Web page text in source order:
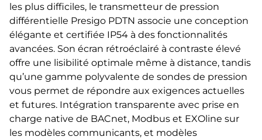
les plus difficiles, le transmetteur de pression
différentielle Presigo PDTN associe une conception
élégante et certifiée IP54 à des fonctionnalités
avancées. Son écran rétroéclairé à contraste élevé
offre une lisibilité optimale même à distance, tandis
qu’une gamme polyvalente de sondes de pression
vous permet de répondre aux exigences actuelles
et futures. Intégration transparente avec prise en
charge native de BACnet, Modbus et EXOline sur
les modèles communicants, et modèles